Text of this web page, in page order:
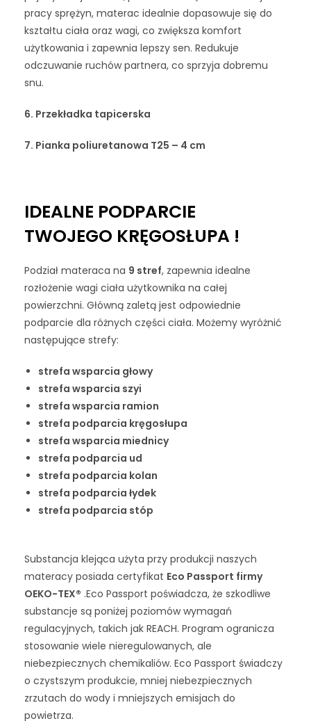
pracy sprężyn, materac idealnie dopasowuje się do
kształtu ciała oraz wagi, co zwiększa komfort
użytkowania i zapewnia lepszy sen. Redukuje
odczuwanie ruchów partnera, co sprzyja dobremu
snu.
6. Przekładka tapicerska
7. Pianka poliuretanowa T25 – 4 cm
IDEALNE PODPARCIE
TWOJEGO KRĘGOSŁUPA !
Podział materaca na 9 stref, zapewnia idealne
rozłożenie wagi ciała użytkownika na całej
powierzchni. Główną zaletą jest odpowiednie
podparcie dla różnych części ciała. Możemy wyróżnić
następujące strefy:
strefa wsparcia głowy
strefa wsparcia szyi
strefa wsparcia ramion
strefa podparcia kręgosłupa
strefa wsparcia miednicy
strefa podparcia ud
strefa podparcia kolan
strefa podparcia łydek
strefa podparcia stóp
Substancja klejąca użyta przy produkcji naszych
materacy posiada certyfikat Eco Passport firmy
OEKO-TEX® .Eco Passport poświadcza, że ​​szkodliwe
substancje są poniżej poziomów wymagań
regulacyjnych, takich jak REACH. Program ogranicza
stosowanie wiele nieregulowanych, ale
niebezpiecznych chemikaliów. Eco Passport świadczy
o czystszym produkcie, mniej niebezpiecznych
zrzutach do wody i mniejszych emisjach do
powietrza.